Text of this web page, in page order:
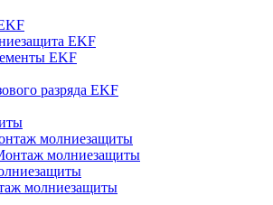
EKF
EKF
разряда EKF
молниезащиты
молниезащиты
молниезащиты